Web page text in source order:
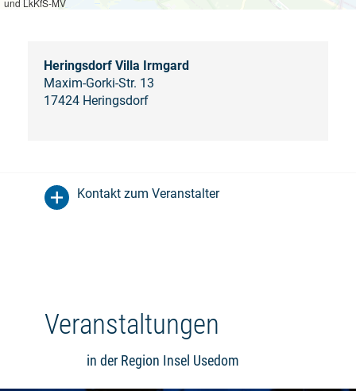
Heringsdorf Villa Irmgard
Maxim-Gorki-Str. 13
17424 Heringsdorf
Kontakt zum Veranstalter
Veranstaltungen
in der Region Insel Usedom